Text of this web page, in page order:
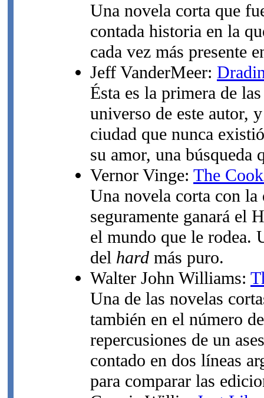
Una novela corta que
contada historia en la
cada vez más presente
Jeff VanderMeer:
Ésta es la primera de
universo de este autor,
ciudad que nunca
su amor, una búsqueda
Vernor Vinge: The
Una novela corta con
seguramente ganará el
el mundo que le rodea.
del hard más puro.
Walter John Williams:
Una de las novelas
también en el número
repercusiones de un
contado en dos líneas
para comparar las